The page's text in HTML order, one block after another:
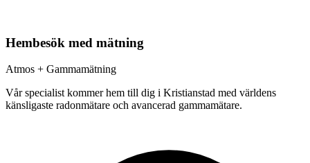
Hembesök med mätning
Atmos + Gammamätning
Vår specialist kommer hem till dig i Kristianstad med världens
känsligaste radonmätare och avancerad gammamätare.